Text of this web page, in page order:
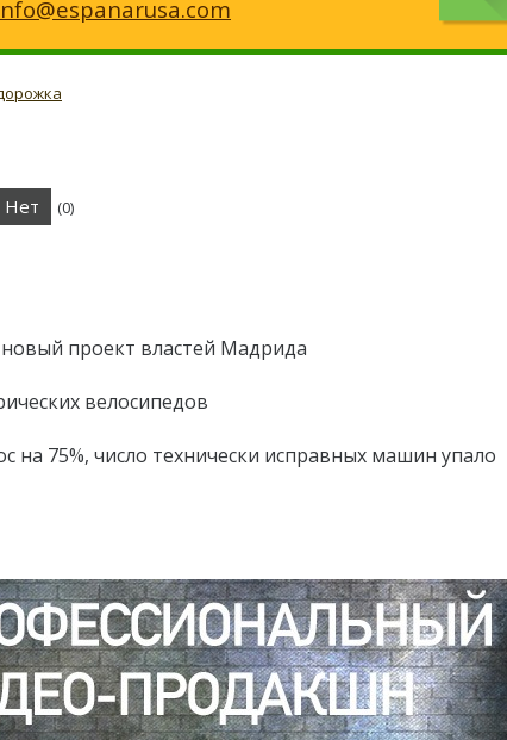
Нет (0)
проект властей Мадрида
велосипедов
75%, число технически исправных машин упало